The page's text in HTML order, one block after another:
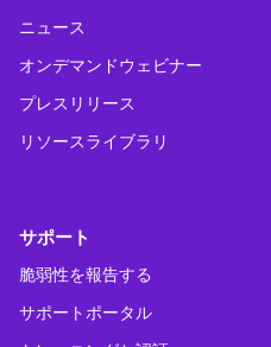
ニュース
オンデマンドウェビナー
プレスリリース
リソースライブラリ
サポート
脆弱性を報告する
サポートポータル